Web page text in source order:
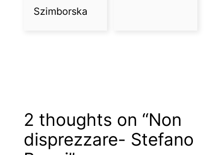
Szimborska
2 thoughts on “Non
disprezzare- Stefano